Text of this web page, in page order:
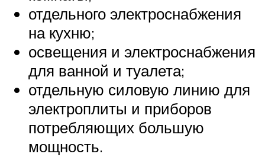
отдельного электроснабжения
на кухню;
освещения и электроснабжения
для ванной и туалета;
отдельную силовую линию для
электроплиты и приборов
потребляющих большую
мощность.